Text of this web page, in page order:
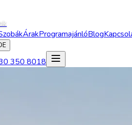
ÁrakProgramajánlóBlog
350 8018